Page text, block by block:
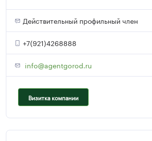
Действительный профильный член
+7(921)4268888
info@agentgorod.ru
Визитка компании